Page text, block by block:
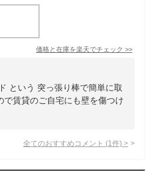
価格と在庫を楽天でチェック >>
という 突っ張り棒で簡単に取
で賃貸のご自宅にも壁を傷つけ
全てのおすすめコメント (1 件) >